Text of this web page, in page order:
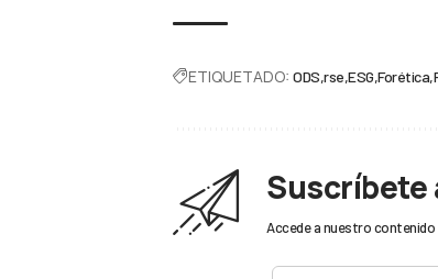
ETIQUETADO: ODS rse ESG Forética
Suscríbete
Accede a nuestro contenido